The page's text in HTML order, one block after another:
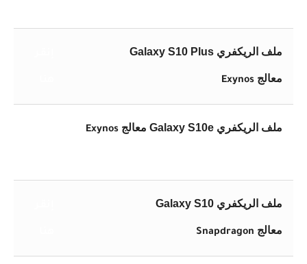
ملف الريكفري Galaxy S10 Plus
معالج Exynos
ملف الريكفري Galaxy S10e معالج Exynos
ملف الريكفري Galaxy S10
معالج Snapdragon